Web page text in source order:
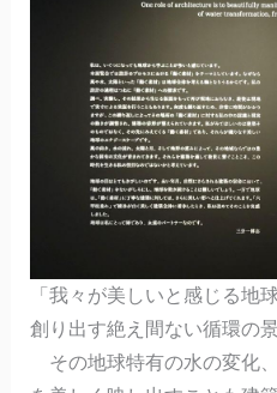
「我々が美しいと感じる地
創り出す絶え間ない循環の景
その地球特有の水の変化